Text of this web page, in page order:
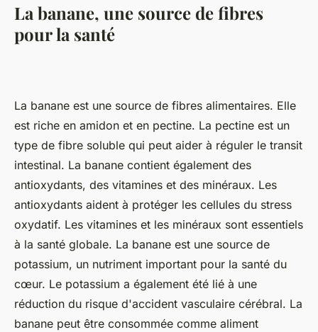
La banane, une source de fibres
pour la santé
La banane est une source de fibres alimentaires. Elle
est riche en amidon et en pectine. La pectine est un
type de fibre soluble qui peut aider à réguler le transit
intestinal. La banane contient également des
antioxydants, des vitamines et des minéraux. Les
antioxydants aident à protéger les cellules du stress
oxydatif. Les vitamines et les minéraux sont essentiels
à la santé globale. La banane est une source de
potassium, un nutriment important pour la santé du
cœur. Le potassium a également été lié à une
réduction du risque d'accident vasculaire cérébral. La
banane peut être consommée comme aliment